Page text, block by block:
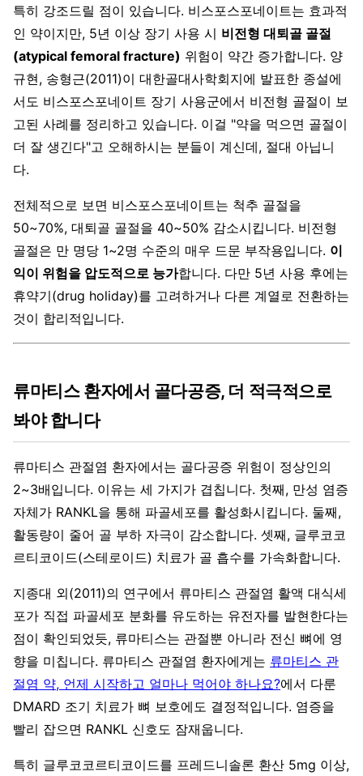
특히 강조드릴 점이 있습니다. 비스포스포네이트는 효과적
인 약이지만, 5년 이상 장기 사용 시 비전형 대퇴골 골절
(atypical femoral fracture) 위험이 약간 증가합니다. 양
규현, 송형근(2011)이 대한골대사학회지에 발표한 종설에
서도 비스포스포네이트 장기 사용군에서 비전형 골절이 보
고된 사례를 정리하고 있습니다. 이걸 "약을 먹으면 골절이
더 잘 생긴다"고 오해하시는 분들이 계신데, 절대 아닙니
다.
전체적으로 보면 비스포스포네이트는 척추 골절을
50~70%, 대퇴골 골절을 40~50% 감소시킵니다. 비전형
골절은 만 명당 1~2명 수준의 매우 드문 부작용입니다. 이
익이 위험을 압도적으로 능가합니다. 다만 5년 사용 후에는
휴약기(drug holiday)를 고려하거나 다른 계열로 전환하는
것이 합리적입니다.
류마티스 환자에서 골다공증, 더 적극적으로
봐야 합니다
류마티스 관절염 환자에서는 골다공증 위험이 정상인의
2~3배입니다. 이유는 세 가지가 겹칩니다. 첫째, 만성 염증
자체가 RANKL을 통해 파골세포를 활성화시킵니다. 둘째,
활동량이 줄어 골 부하 자극이 감소합니다. 셋째, 글루코코
르티코이드(스테로이드) 치료가 골 흡수를 가속화합니다.
지종대 외(2011)의 연구에서 류마티스 관절염 활액 대식세
포가 직접 파골세포 분화를 유도하는 유전자를 발현한다는
점이 확인되었듯, 류마티스는 관절뿐 아니라 전신 뼈에 영
향을 미칩니다. 류마티스 관절염 환자에게는 류마티스 관
절염 약, 언제 시작하고 얼마나 먹어야 하나요?에서 다룬
DMARD 조기 치료가 뼈 보호에도 결정적입니다. 염증을
빨리 잡으면 RANKL 신호도 잠재웁니다.
특히 글루코코르티코이드를 프레드니솔론 환산 5mg 이상,